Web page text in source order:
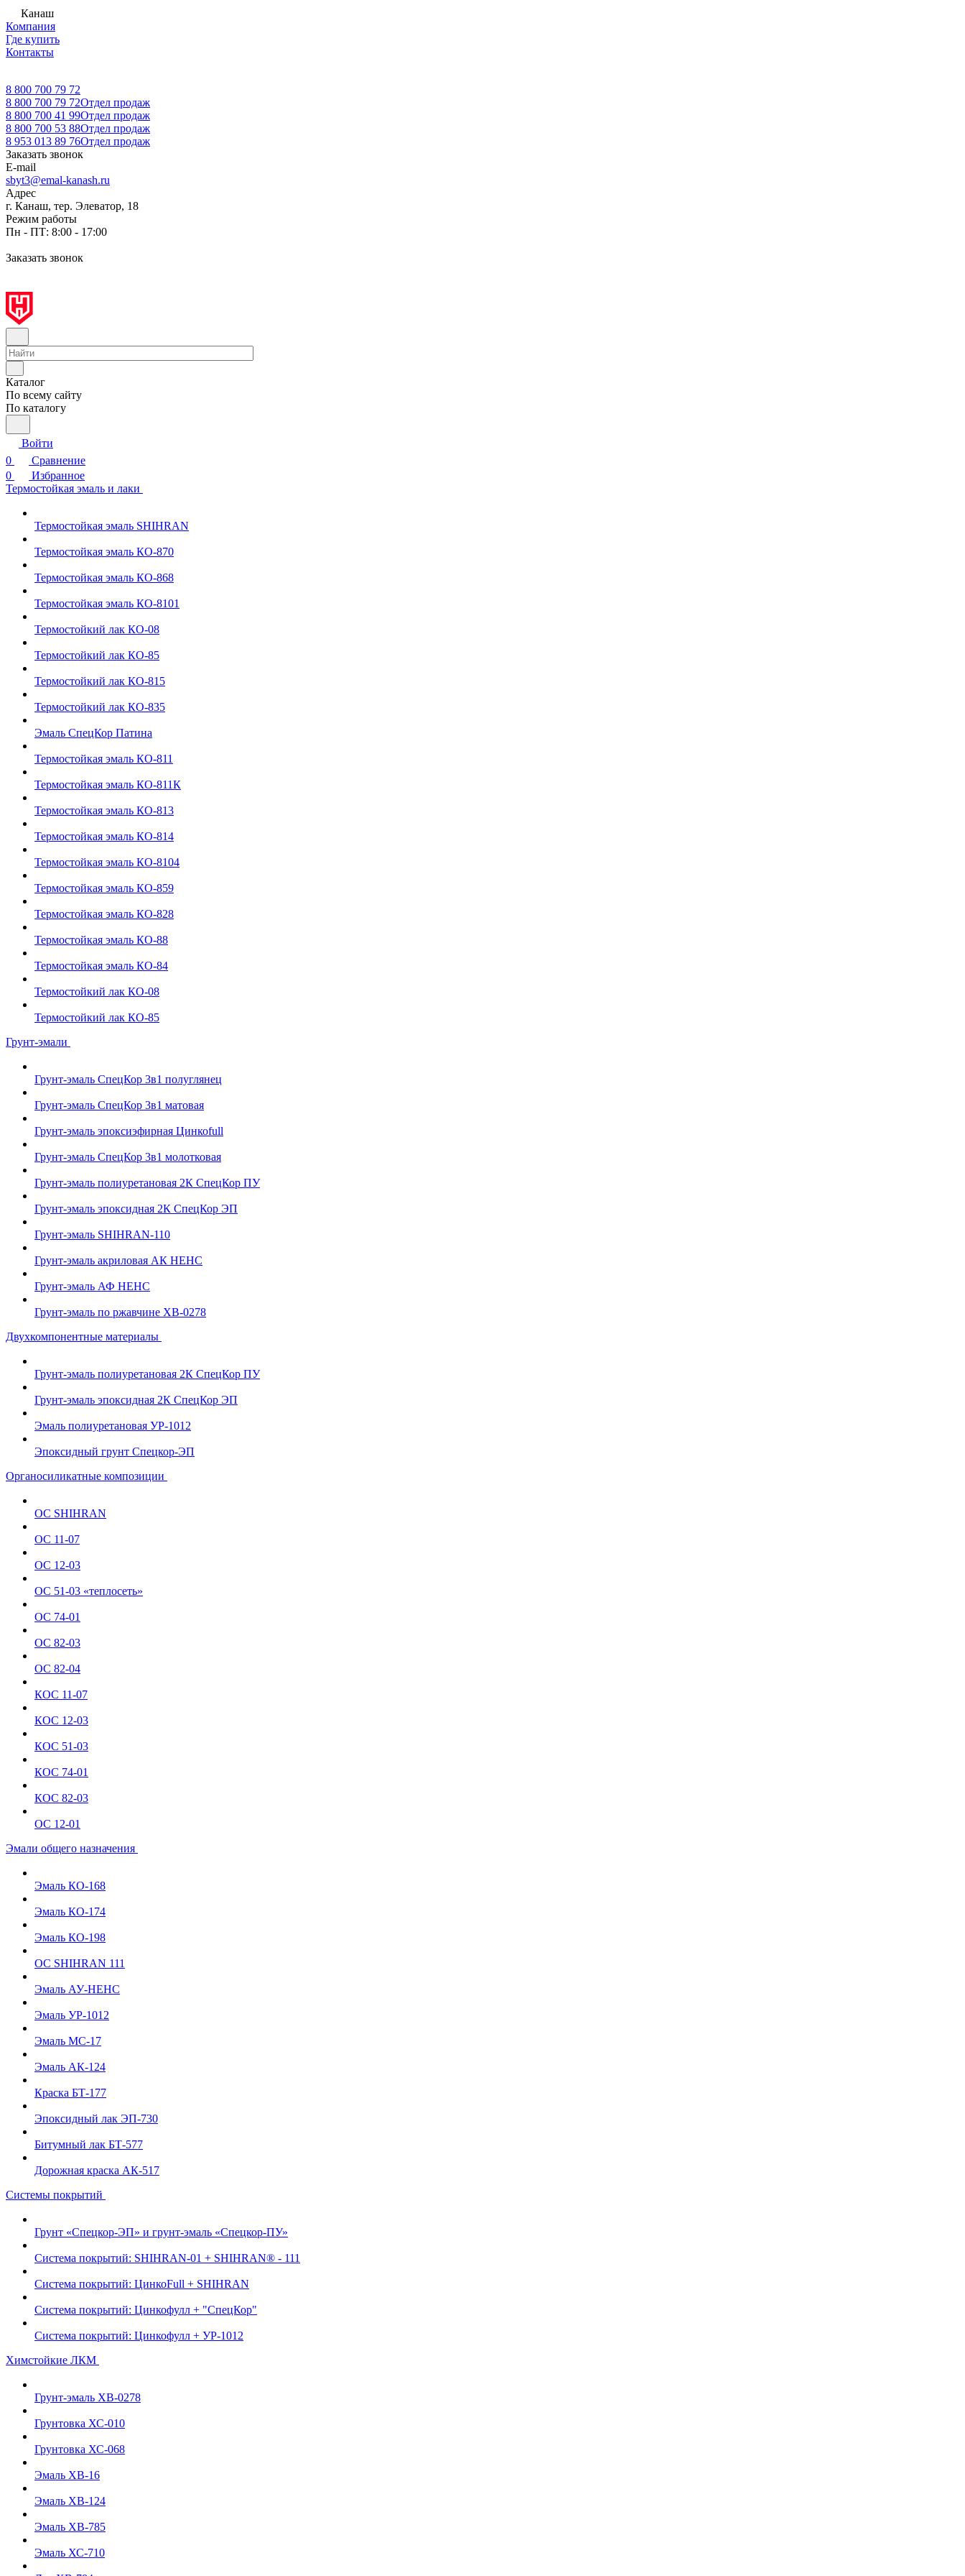
Канаш
Компания
Где купить
Контакты
8 800 700 79 72
8 800 700 79 72Отдел продаж
8 800 700 41 99Отдел продаж
8 800 700 53 88Отдел продаж
8 953 013 89 76Отдел продаж
Заказать звонок
E-mail
sbyt3@emal-kanash.ru
Адрес
г. Канаш, тер. Элеватор, 18
Режим работы
Пн - ПТ: 8:00 - 17:00
Заказать звонок
Каталог
По всему сайту
По каталогу
Войти
0
Сравнение
0
Избранное
Термостойкая эмаль и лаки
Термостойкая эмаль SHIHRAN
Термостойкая эмаль КО-870
Термостойкая эмаль КО-868
Термостойкая эмаль КО-8101
Термостойкий лак КО-08
Термостойкий лак КО-85
Термостойкий лак КО-815
Термостойкий лак КО-835
Эмаль СпецКор Патина
Термостойкая эмаль КО-811
Термостойкая эмаль КО-811К
Термостойкая эмаль КО-813
Термостойкая эмаль КО-814
Термостойкая эмаль КО-8104
Термостойкая эмаль КО-859
Термостойкая эмаль КО-828
Термостойкая эмаль КО-88
Термостойкая эмаль КО-84
Термостойкий лак КО-08
Термостойкий лак КО-85
Грунт-эмали
Грунт-эмаль СпецКор 3в1 полуглянец
Грунт-эмаль СпецКор 3в1 матовая
Грунт-эмаль эпоксиэфирная Цинкоfull
Грунт-эмаль СпецКор 3в1 молотковая
Грунт-эмаль полиуретановая 2К СпецКор ПУ
Грунт-эмаль эпоксидная 2К СпецКор ЭП
Грунт-эмаль SHIHRAN-110
Грунт-эмаль акриловая АК НЕНС
Грунт-эмаль АФ НЕНС
Грунт-эмаль по ржавчине ХВ-0278
Двухкомпонентные материалы
Грунт-эмаль полиуретановая 2К СпецКор ПУ
Грунт-эмаль эпоксидная 2К СпецКор ЭП
Эмаль полиуретановая УР-1012
Эпоксидный грунт Спецкор-ЭП
Органосиликатные композиции
ОС SHIHRAN
ОС 11-07
ОС 12-03
ОС 51-03 «теплосеть»
ОС 74-01
ОС 82-03
ОС 82-04
КОС 11-07
КОС 12-03
КОС 51-03
КОС 74-01
КОС 82-03
ОС 12-01
Эмали общего назначения
Эмаль КО-168
Эмаль КО-174
Эмаль КО-198
ОС SHIHRAN 111
Эмаль АУ-НЕНС
Эмаль УР-1012
Эмаль МС-17
Эмаль АК-124
Краска БТ-177
Эпоксидный лак ЭП-730
Битумный лак БТ-577
Дорожная краска АК-517
Системы покрытий
Грунт «Спецкор-ЭП» и грунт-эмаль «Спецкор-ПУ»
Система покрытий: SHIHRAN-01 + SHIHRAN® - 111
Система покрытий: ЦинкоFull + SHIHRAN
Система покрытий: Цинкофулл + "СпецКор"
Система покрытий: Цинкофулл + УР-1012
Химстойкие ЛКМ
Грунт-эмаль ХВ-0278
Грунтовка ХС-010
Грунтовка ХС-068
Эмаль ХВ-16
Эмаль ХВ-124
Эмаль ХВ-785
Эмаль ХС-710